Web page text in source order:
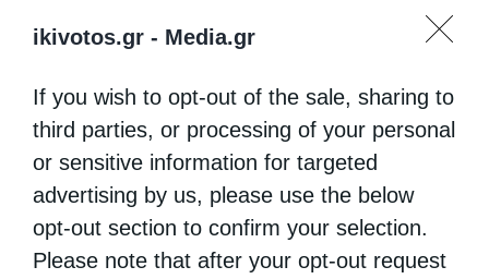
ikivotos.gr - Media.gr
If you wish to opt-out of the sale, sharing to
third parties, or processing of your personal
or sensitive information for targeted
advertising by us, please use the below
opt-out section to confirm your selection.
Please note that after your opt-out request
ΑΥΣΤΡΑΛΊΑΣ ΜΑΚΆΡΙΟΣ
ΜΟΙΡΑΣΟΥ